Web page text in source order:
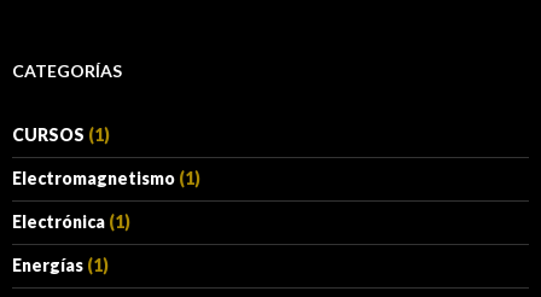
CATEGORÍAS
CURSOS (1)
Electromagnetismo (1)
Electrónica (1)
Energías (1)